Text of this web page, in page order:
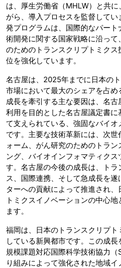
は、厚生労働省（MHLW）と共
がら、導入プロセスを監督して
発プログラムは、国際的なパー
術開発に関する国家戦略に沿っ
のためのトランスクリプトミク
位を強化しています。
名古屋は、2025年までに日本の
市場において最大のシェアを占
成長を牽引する主な要因は、名
利用を目的とした名古屋議定書
て支えられている、強固なバイ
です。主要な技術革新には、次
ォーム、がん研究のためのトラ
ング、バイオインフォマティク
す。名古屋の今後の成長は、ト
ス、国際連携、そして急成長を
ターへの貢献によって推進され
トミクスイノベーションの中心
ます。
福岡は、日本のトランスクリプ
している新興都市です。この成
規模課題対応国際科学技術協力（
り組みによって強化された地域